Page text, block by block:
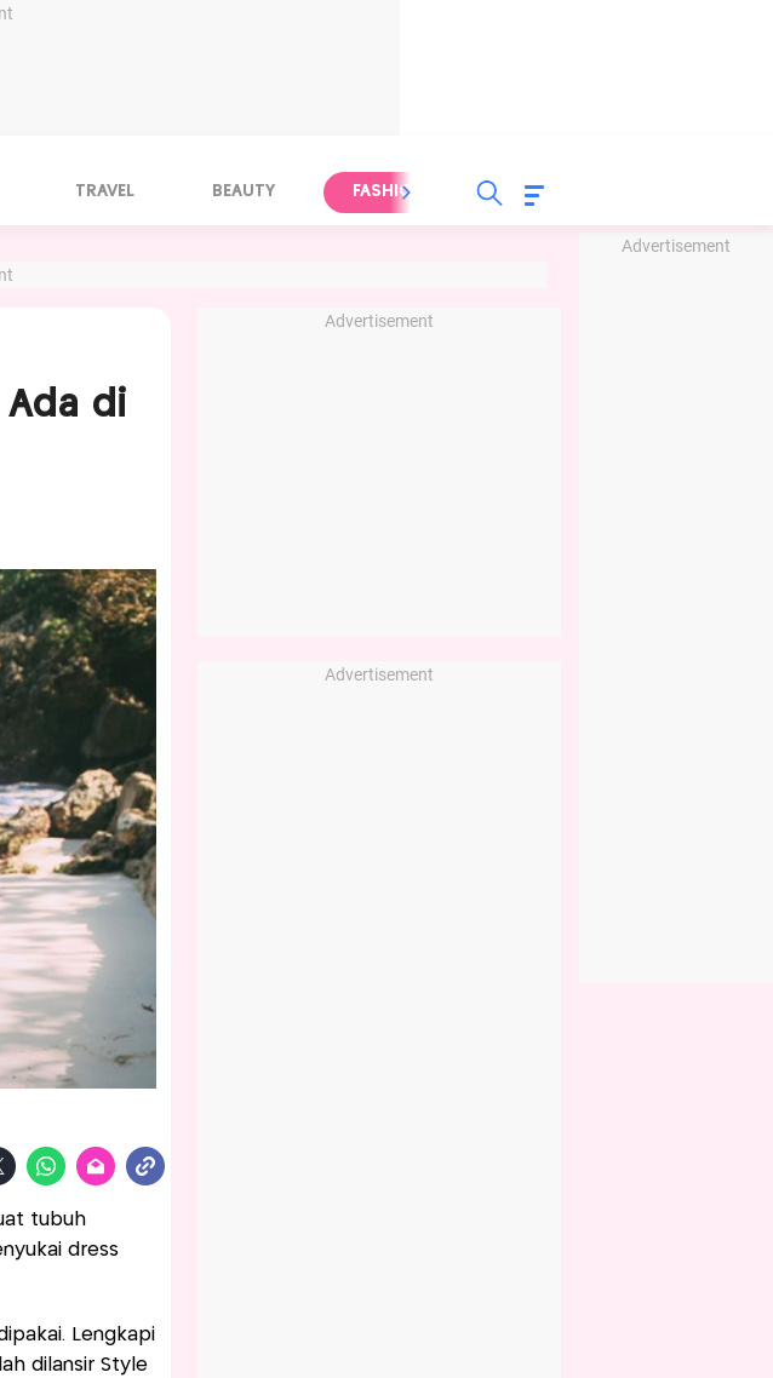
Advertisement
TRAVEL BEAUTY FASHION FOOD
di
tubuh
dress
Lengkapi
dilansir Style
Advertisement
Advertisement